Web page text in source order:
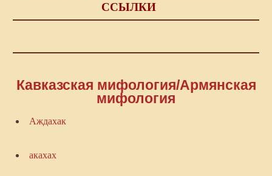
ССЫЛКИ
Кавказская мифология/Армянская
мифология
Аждахак
акахах